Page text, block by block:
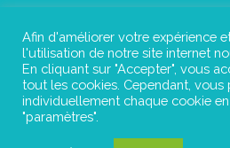
Plan du site
Mentions
Afin d'améliorer votre expérience
l'utilisation de notre site internet
En cliquant sur "Accepter", vous
tout les cookies. Cependant, vous
individuellement chaque cookie
"paramètres".